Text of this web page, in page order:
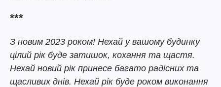
***
З новим 2023 роком! Нехай у вашому будинку
цілий рік буде затишок, кохання та щастя.
Нехай новий рік принесе багато радісних та
щасливих днів. Нехай рік буде роком виконання